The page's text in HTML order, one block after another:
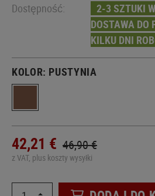
Dostępność:
2-3 SZTUKI
DOSTAWA DO
KILKU DNI
KOLOR: PUSTYNIA
42,21 € 46,90 €
z VAT, plus koszty wysyłki